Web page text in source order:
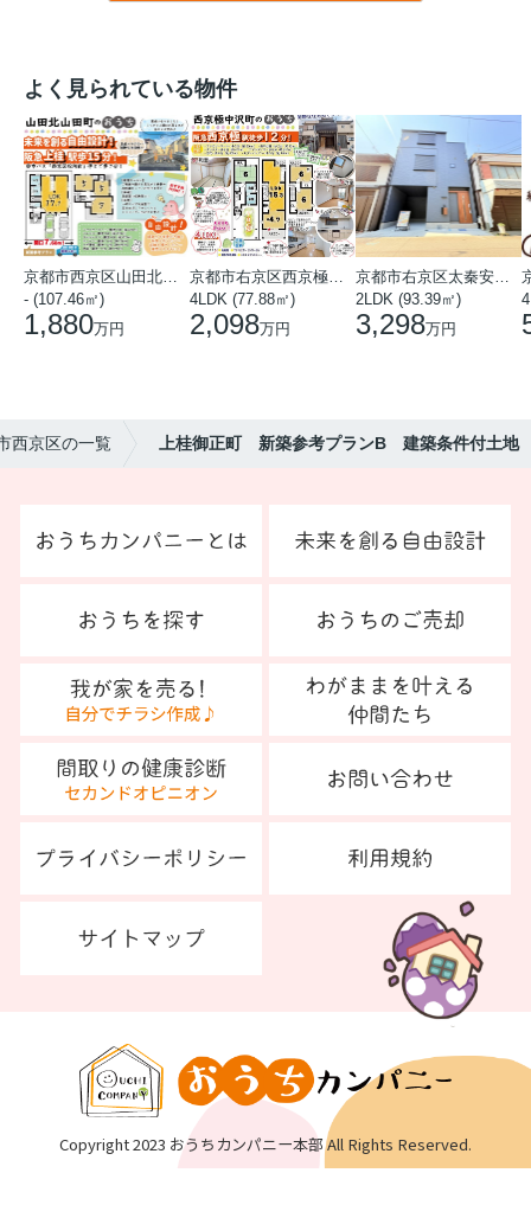
よく見られている物件
- (107.46㎡)
1,880万円
4LDK (77.88㎡)
2,098万円
2LDK (93.39㎡)
3,298万円
西京区の一覧 上桂御正町 新築参考プランB 建築条件付土地
Copyright 2023 おうちカンパニー本部 All Rights Reserved.